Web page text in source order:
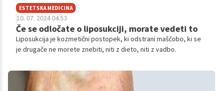
ESTETSKA MEDICINA
10. 07. 2024 04.53
Če se odločate o liposukciji, morate vedeti to
Liposukcija je kozmetični postopek, ki odstrani maščobo, ki se
je drugače ne morete znebiti, niti z dieto, niti z vadbo.